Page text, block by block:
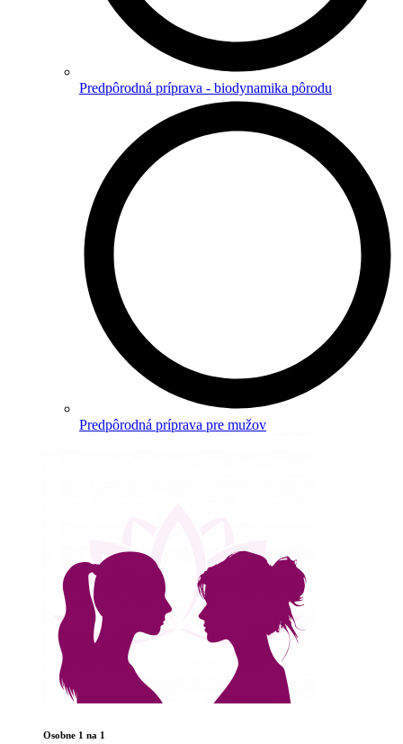
Predpôrodná príprava - biodynamika pôrodu
Predpôrodná príprava pre mužov
Osobne 1 na 1